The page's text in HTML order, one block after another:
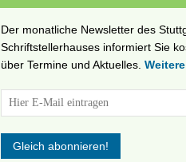
Der monatliche Newsletter des
Schriftstellerhauses informiert Sie
über Termine und Aktuelles.